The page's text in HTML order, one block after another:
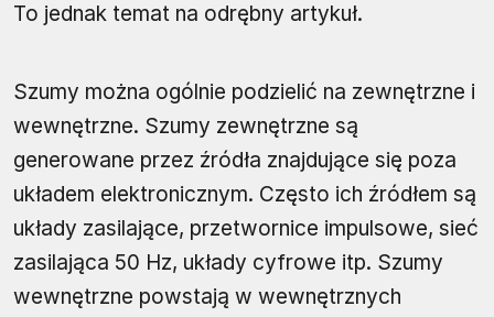
To jednak temat na odrębny artykuł.
Szumy można ogólnie podzielić na zewnętrzne i
wewnętrzne. Szumy zewnętrzne są
generowane przez źródła znajdujące się poza
układem elektronicznym. Często ich źródłem są
układy zasilające, przetwornice impulsowe, sieć
zasilająca 50 Hz, układy cyfrowe itp. Szumy
wewnętrzne powstają w wewnętrznych